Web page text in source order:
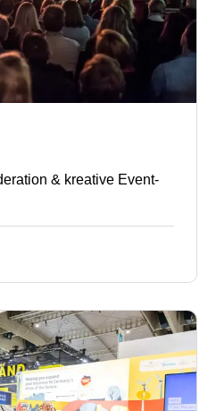
& kreative Event-